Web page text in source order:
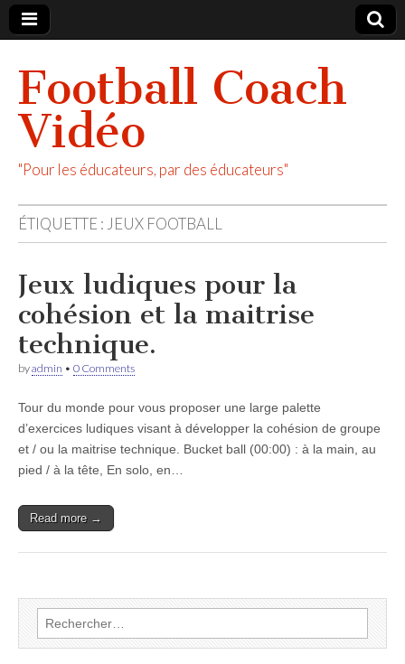
Football Coach
Vidéo
"Pour les éducateurs, par des éducateurs"
ÉTIQUETTE : JEUX FOOTBALL
Jeux ludiques pour la
cohésion et la maitrise
technique.
byadmin • 0 Comments
Tour du monde pour vous proposer une large palette
d’exercices ludiques visant à développer la cohésion de groupe
et / ou la maitrise technique. Bucket ball (00:00) : à la main, au
pied / à la tête, En solo, en…
Read more →
Rechercher :